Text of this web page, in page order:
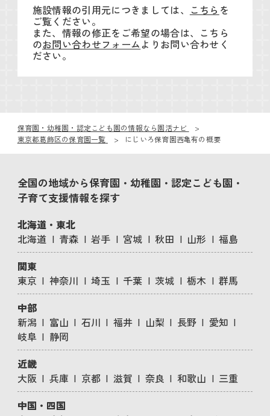
施設情報の引用元につきましては、 こちら を
ご覧ください。
また、情報の修正をご希望の場合は、こちら
のお問い合わせフォームよりお問い合わせく
ださい。
保育園・幼稚園・認定こども園の情報なら園活ナビ
東京都葛飾区の保育園一覧
にじいろ保育園西亀有の概要
全国の地域から保育園・幼稚園・認定こども園・
子育て支援情報を探す
北海道・東北
北海道
青森 岩手 宮城 秋田 山形
福島
関東
東京
神奈川 埼玉 千葉 茨城 栃木
群馬
中部
新潟
富山 石川 福井 山梨 長野
愛知
岐阜
静岡
近畿
大阪
兵庫 京都 滋賀 奈良 和歌山
三重
中国・四国